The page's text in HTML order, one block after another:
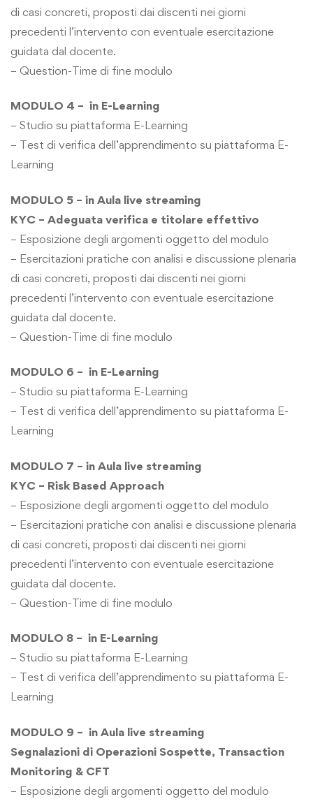
di casi concreti, proposti dai discenti nei giorni
precedenti l’intervento con eventuale esercitazione
guidata dal docente.
– Question-Time di fine modulo
MODULO 4 – in E-Learning
– Studio su piattaforma E-Learning
– Test di verifica dell’apprendimento su piattaforma E-
Learning
MODULO 5 – in Aula live streaming
KYC – Adeguata verifica e titolare effettivo
– Esposizione degli argomenti oggetto del modulo
– Esercitazioni pratiche con analisi e discussione plenaria
di casi concreti, proposti dai discenti nei giorni
precedenti l’intervento con eventuale esercitazione
guidata dal docente.
– Question-Time di fine modulo
MODULO 6 – in E-Learning
– Studio su piattaforma E-Learning
– Test di verifica dell’apprendimento su piattaforma E-
Learning
MODULO 7 – in Aula live streaming
KYC – Risk Based Approach
– Esposizione degli argomenti oggetto del modulo
– Esercitazioni pratiche con analisi e discussione plenaria
di casi concreti, proposti dai discenti nei giorni
precedenti l’intervento con eventuale esercitazione
guidata dal docente.
– Question-Time di fine modulo
MODULO 8 – in E-Learning
– Studio su piattaforma E-Learning
– Test di verifica dell’apprendimento su piattaforma E-
Learning
MODULO 9 – in Aula live streaming
Segnalazioni di Operazioni Sospette, Transaction
Monitoring & CFT
– Esposizione degli argomenti oggetto del modulo